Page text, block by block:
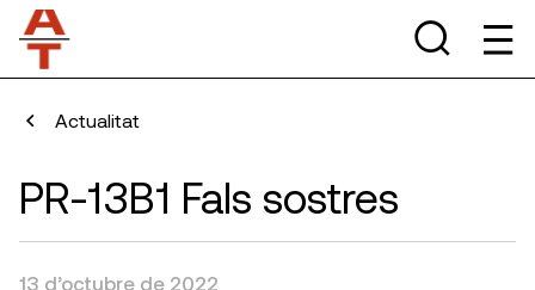
Actualitat
PR-13B1 Fals sostres
13 d’octubre de 2022